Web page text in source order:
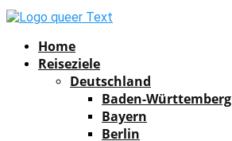
Home
Reiseziele
Deutschland
Baden-Württemberg
Bayern
Berlin